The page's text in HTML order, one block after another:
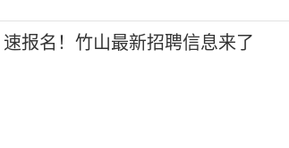
速报名！竹山最新招聘信息来了